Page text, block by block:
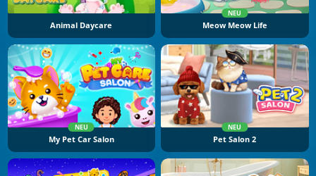
Animal Daycare
NEU
Meow Meow Life
NEU
My Pet Car Salon
NEU
Pet Salon 2